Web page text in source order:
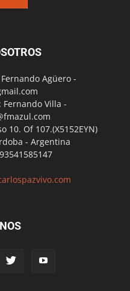
Agüero -
Villa -
10. Of 107.(X5152EYN)
- Argentina